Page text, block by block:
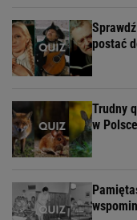
postać
Trudny
w